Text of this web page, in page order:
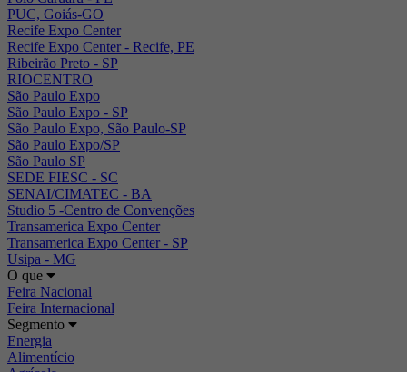
PUC, Goiás-GO
Recife Expo Center
Recife Expo Center - Recife, PE
Ribeirão Preto - SP
RIOCENTRO
São Paulo Expo
São Paulo Expo - SP
São Paulo Expo, São Paulo-SP
São Paulo Expo/SP
São Paulo SP
SEDE FIESC - SC
SENAI/CIMATEC - BA
Studio 5 -Centro de Convenções
Transamerica Expo Center
Transamerica Expo Center - SP
Usipa - MG
O que
Feira Nacional
Feira Internacional
Segmento
Energia
Alimentício